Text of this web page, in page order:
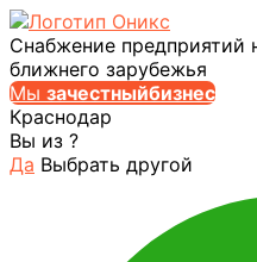
Снабжение предприятий
ближнего зарубежья
Мы зачестныйбизнес
Краснодар
Вы из ?
Да Выбрать другой